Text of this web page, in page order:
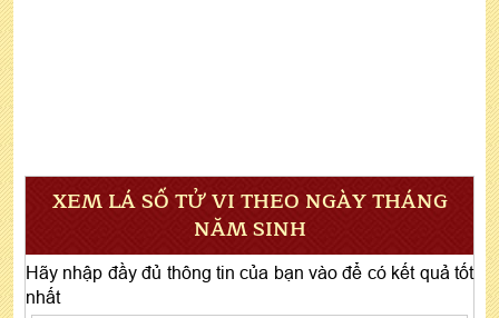
XEM LÁ SỐ TỬ VI THEO NGÀY THÁNG
NĂM SINH
Hãy nhập đầy đủ thông tin của bạn vào để có kết quả tốt
nhất